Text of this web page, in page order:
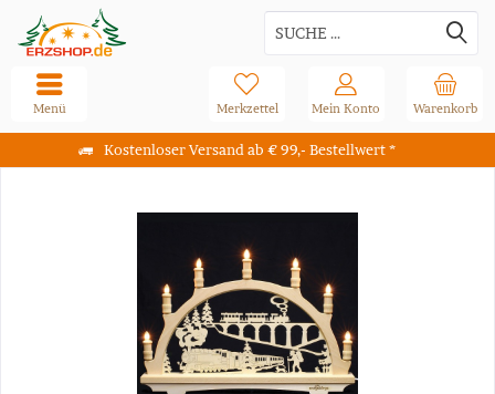
Kostenloser Versand ab € 99,- Bestellwert *
Warenkorb
Merkzettel Mein Konto
Menü